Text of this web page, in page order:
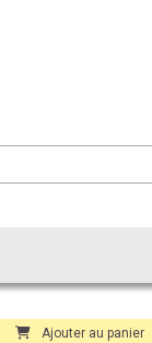
Ajouter au panier